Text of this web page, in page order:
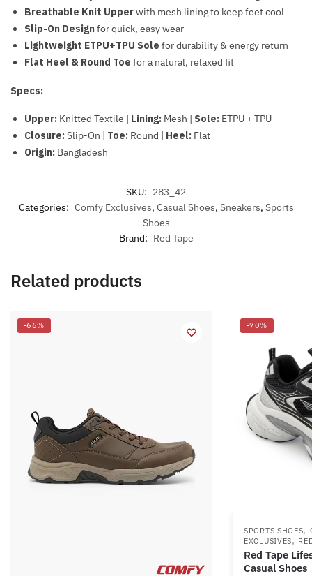
Breathable Knit Upperwith mesh lining to keep feet cool
Slip-On Designfor quick, easy wear
Lightweight ETPU+TPU Sole for durability & energy return
Flat Heel & Round Toe for a natural, relaxed fit
Specs:
Upper: Knitted Textile | Lining: Mesh | Sole: ETPU + TPU
Closure:Slip-On | Toe: Round | Heel: Flat
Origin: Bangladesh
SKU: 283_42
Categories: Comfy Exclusives, Casual Shoes, Sneakers, Sports
Shoes
Brand: Red Tape
Related products
-66% -70%
SPORTS SHOES,
EXCLUSIVES,
Red Tape
Casual Shoes